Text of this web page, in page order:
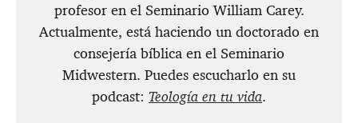
profesor en el Seminario William Carey.
Actualmente, está haciendo un doctorado en
consejería bíblica en el Seminario
Midwestern. Puedes escucharlo en su
podcast: Teología en tu vida.